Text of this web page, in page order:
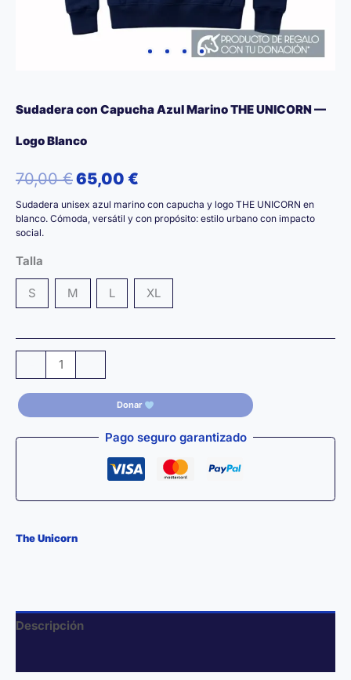
Sudadera con Capucha Azul Marino THE UNICORN —
Logo Blanco
70,00€El
precio
70,00 €.
65,00 €
precio
65,00 €.
Sudadera unisex azul marino con capucha y logo THE UNICORN en
blanco. Cómoda, versátil y con propósito: estilo urbano con impacto
social.
Talla
S M L XL
Sudadera
con
Capucha
Azul
Marino
cantidad
Donar
Pago seguro garantizado
The Unicorn
Descripción